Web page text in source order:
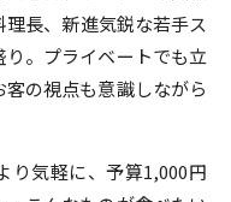
長、新進気鋭な若手ス
。プライベートでも立
の視点も意識しながら
り気軽に、予算1,000円